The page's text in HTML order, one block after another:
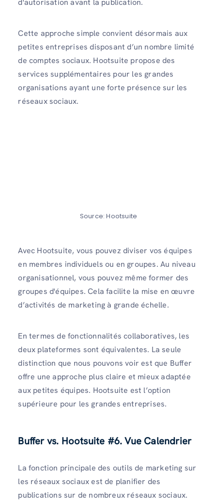
d'autorisation avant la publication.
Cette approche simple convient désormais aux
petites entreprises disposant d’un nombre limité
de comptes sociaux. Hootsuite propose des
services supplémentaires pour les grandes
organisations ayant une forte présence sur les
réseaux sociaux.
Source: Hootsuite
Avec Hootsuite, vous pouvez diviser vos équipes
en membres individuels ou en groupes. Au niveau
organisationnel, vous pouvez même former des
groupes d'équipes. Cela facilite la mise en œuvre
d’activités de marketing à grande échelle.
En termes de fonctionnalités collaboratives, les
deux plateformes sont équivalentes. La seule
distinction que nous pouvons voir est que Buffer
offre une approche plus claire et mieux adaptée
aux petites équipes. Hootsuite est l’option
supérieure pour les grandes entreprises.
Buffer vs. Hootsuite #6. Vue Calendrier
La fonction principale des outils de marketing sur
les réseaux sociaux est de planifier des
publications sur de nombreux réseaux sociaux.